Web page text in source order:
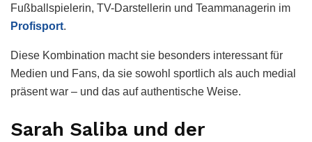
Fußballspielerin, TV-Darstellerin und Teammanagerin im
Profisport.
Diese Kombination macht sie besonders interessant für
Medien und Fans, da sie sowohl sportlich als auch medial
präsent war – und das auf authentische Weise.
Sarah Saliba und der